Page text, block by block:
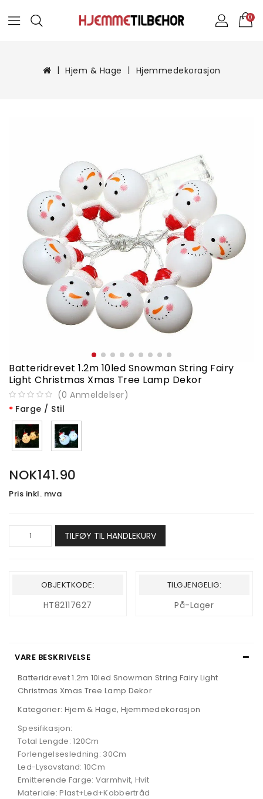
0
Hjem & Hage Hjemmedekorasjon
Batteridrevet 1.2m 10led Snowman String Fairy
Light Christmas Xmas Tree Lamp Dekor
(0 Anmeldelser)
Farge / Stil
NOK141.90
Pris inkl. mva
TILFØY TIL HANDLEKURV
OBJEKTKODE:
HT82117627
TILGJENGELIG:
På-Lager
VARE BESKRIVELSE
Batteridrevet 1.2m 10led Snowman String Fairy Light
Christmas Xmas Tree Lamp Dekor
Kategorier: Hjem & Hage, Hjemmedekorasjon
Spesifikasjon:
Total Lengde: 120Cm
Forlengelsesledning: 30Cm
Led-Lysavstand: 10Cm
Emitterende Farge: Varmhvit, Hvit
Materiale: Plast+Led+Kobbertråd